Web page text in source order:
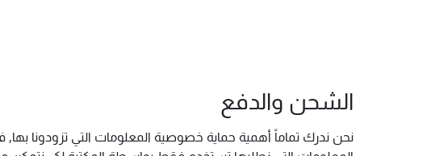
الشحن والدفع
نحن ندرك تماماً أهمية حماية خصوصية المعلومات التي تزودونا